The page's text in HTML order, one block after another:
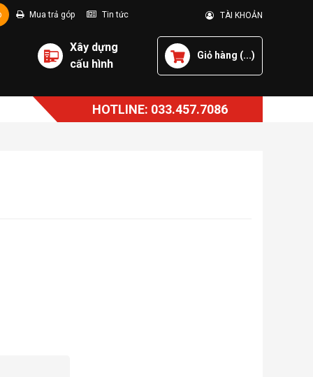
Mua trả góp Tin tức TÀI KHOẢN
Xây dựng
cấu hình
Giỏ hàng (...)
HOTLINE: 033.457.7086